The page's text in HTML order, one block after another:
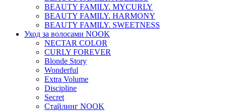
BEAUTY FAMILY. MYCURLY
BEAUTY FAMILY. HARMONY
BEAUTY FAMILY. SWEETNESS
Уход за волосами NOOK
NECTAR COLOR
CURLY FOREVER
Blonde Story
Wonderful
Extra Volume
Discipline
Secret
Стайлинг NOOK